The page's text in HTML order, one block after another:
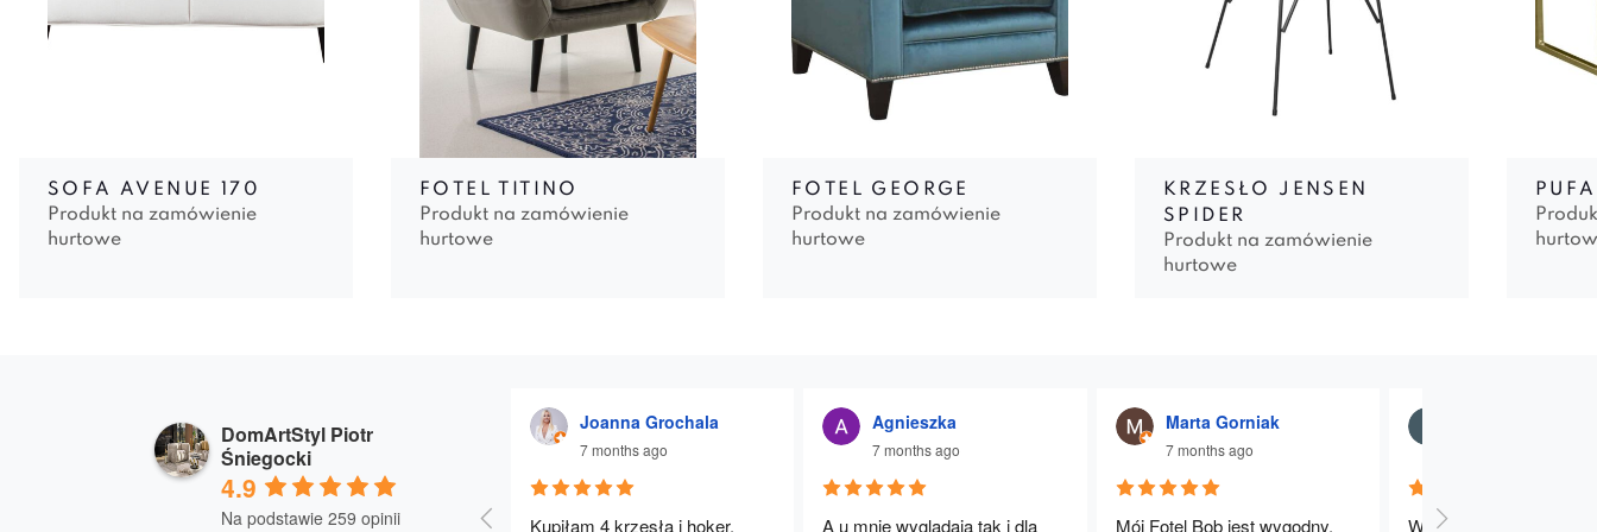
SOFA AVENUE 170
Produkt na zamówienie
hurtowe
FOTEL TITINO
Produkt na zamówienie
hurtowe
FOTEL GEORGE
Produkt na zamówienie
hurtowe
KRZESŁO JENSEN
SPIDER
Produkt na zamówienie
hurtowe
DomArtStyl Piotr
Śniegocki
4.9
Na podstawie 259 opinii
Joanna Grochala
7 months ago
Kupiłam 4 krzesła i hoker.
Agnieszka
7 months ago
A u mnie wyglądają tak i dla
Marta Gorniak
7 months ago
Mój Fotel Bob jest wygodny, Wygodne, stabilne i